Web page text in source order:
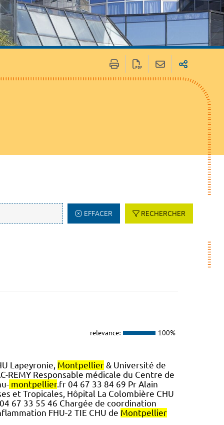
EFFACER RECHERCHER
relevance: 100%
Lapeyronie, Montpellier& Université de
REMY Responsable médicale du Centre de
montpellier.fr 04 67 33 84 69 Pr Alain
et Tropicales, Hôpital La Colombière CHU
67 33 55 46 Chargée de coordination
FHU-2 TIE CHU de Montpellier